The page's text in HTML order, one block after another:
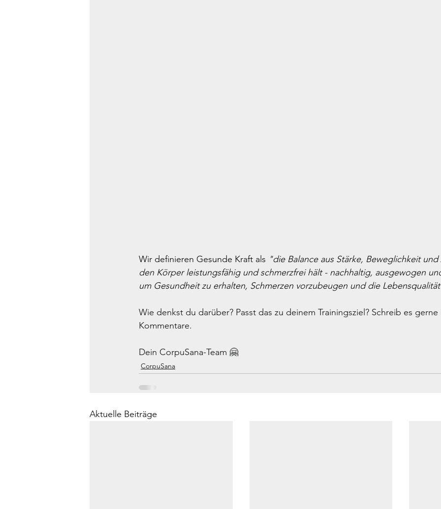
Wir definieren Gesunde Kraft als "die Balance aus Stärke, Beweglichkeit
den Körper leistungsfähig und schmerzfrei hält - nachhaltig, ausgewogen
um Gesundheit zu erhalten, Schmerzen vorzubeugen und die
Wie denkst du darüber? Passt das zu deinem Trainingsziel? Schreib es gerne
Kommentare.
Dein CorpuSana-Team 🤗
CorpuSana
Aktuelle Beiträge